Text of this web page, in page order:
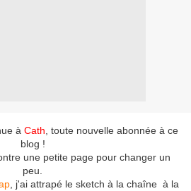
à Cath , toute nouvelle abonnée à ce
blog !
une petite page pour changer un
peu.
, j'ai attrapé le sketch à la chaîne à la